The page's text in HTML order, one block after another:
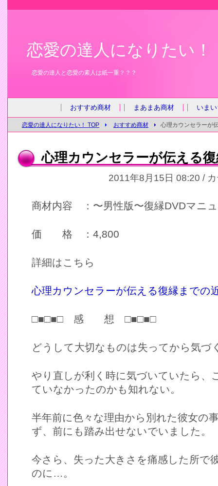
恋愛の達人になりたい！
恋愛の達人と恋愛の素人は紙一重？？？
おすすめ商材 まあまあ商材 いま
恋愛の達人になりたい！ TOP おすすめ商材 心理カウンセラーが
心理カウンセラーが伝える
2011年8月15日 08:20 /
商材内容 ：〜男性版〜復縁DVDマニ
価 格 ：4,800
詳細はこちら
心理カウンセラーが伝える復縁までの
□■□■□ 感 想 □■□■□
どうして大切なものは失ってから気づ
やり直しが利く時に気づいていたら、
ていなかったのかも知れない。
半年前に色々な理由から別れた彼女の
ず、前にも踏み出せないでいました。
今さら、失った大きさを痛感した所で
のに…。